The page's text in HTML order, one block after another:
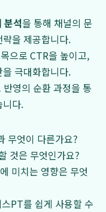
분석을 통해 채널의 문
을 제공합니다.
으로 CTR을 높이고,
극대화합니다.
영의 순환 과정을 통
니다.
무엇이 다른가요?
것은 무엇인가요?
미치는 영향은 무엇
PT를 쉽게 사용할 수